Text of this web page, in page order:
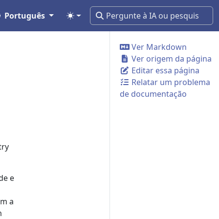
Português
Ver Markdown
Ver origem da página
Editar essa página
Relatar um problema
de documentação
e
a